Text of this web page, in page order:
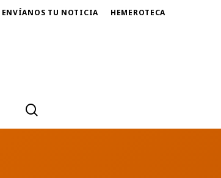
ENVÍANOS TU NOTICIA HEMEROTECA